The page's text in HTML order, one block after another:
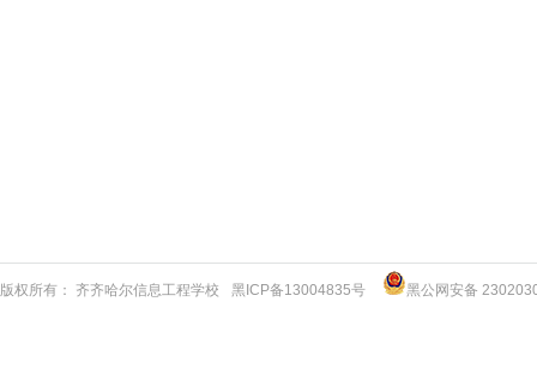
版权所有： 齐齐哈尔信息工程学校 黑ICP备13004835号 黑公网安备